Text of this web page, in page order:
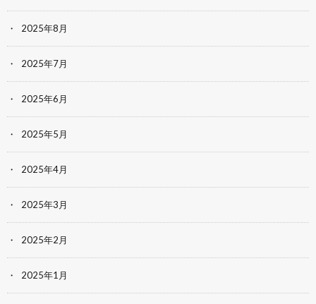
2025年8月
2025年7月
2025年6月
2025年5月
2025年4月
2025年3月
2025年2月
2025年1月